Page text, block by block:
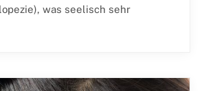
was seelisch sehr